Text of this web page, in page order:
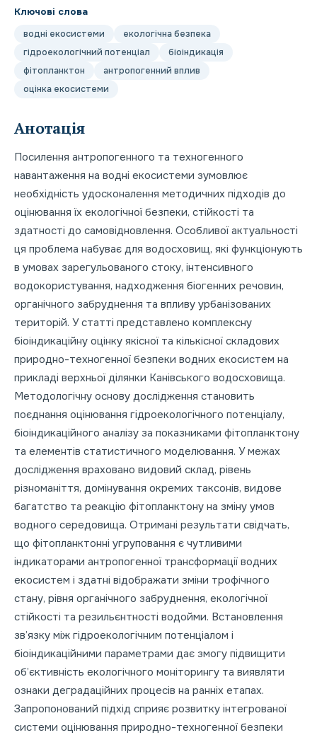
Ключові слова
водні екосистеми
екологічна безпека
гідроекологічний потенціал
біоіндикація
фітопланктон
антропогенний вплив
оцінка екосистеми
Анотація
Посилення антропогенного та техногенного
навантаження на водні екосистеми зумовлює
необхідність удосконалення методичних підходів до
оцінювання їх екологічної безпеки, стійкості та
здатності до самовідновлення. Особливої актуальності
ця проблема набуває для водосховищ, які функціонують
в умовах зарегульованого стоку, інтенсивного
водокористування, надходження біогенних речовин,
органічного забруднення та впливу урбанізованих
територій. У статті представлено комплексну
біоіндикаційну оцінку якісної та кількісної складових
природно-техногенної безпеки водних екосистем на
прикладі верхньої ділянки Канівського водосховища.
Методологічну основу дослідження становить
поєднання оцінювання гідроекологічного потенціалу,
біоіндикаційного аналізу за показниками фітопланктону
та елементів статистичного моделювання. У межах
дослідження враховано видовий склад, рівень
різноманіття, домінування окремих таксонів, видове
багатство та реакцію фітопланктону на зміну умов
водного середовища. Отримані результати свідчать,
що фітопланктонні угруповання є чутливими
індикаторами антропогенної трансформації водних
екосистем і здатні відображати зміни трофічного
стану, рівня органічного забруднення, екологічної
стійкості та резильєнтності водойми. Встановлення
зв’язку між гідроекологічним потенціалом і
біоіндикаційними параметрами дає змогу підвищити
об’єктивність екологічного моніторингу та виявляти
ознаки деградаційних процесів на ранніх етапах.
Запропонований підхід сприяє розвитку інтегрованої
системи оцінювання природно-техногенної безпеки